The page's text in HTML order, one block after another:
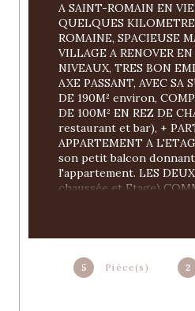
5 Pièce(s) 2
A SAINT-ROMAIN EN
QUELQUES
ROMAINE, SPACIEUSE
VILLAGE A RENOVER
NIVEAUX, TRES BON
AXE PASSANT, AVEC SA
DE 190M² environ,
DE 100M² EN REZ DE
restaurant et bar), +
APPARTEMENT A
son petit balcon
l'appartement. LES
chaussée et Etage)
LE REZ DE CHAUSSEE
GRANDE SALLE, UN
CUISINE, (le tout est à